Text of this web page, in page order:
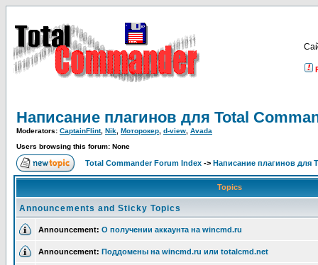
Написание плагинов для Total
Moderators: CaptainFlint, Nik Моторокер d-view Avada
Users browsing this forum: None
Total Commander Forum Index -> Написание плагинов для
Topics
Announcements and Sticky Topics
Announcement: О получении аккаунта на wincmd.ru
Announcement: Поддомены на wincmd.ru или totalcmd.net